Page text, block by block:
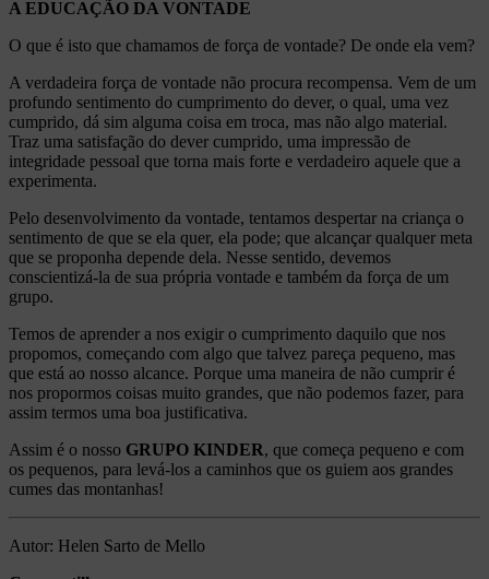
A EDUCAÇÃO DA VONTADE
O que é isto que chamamos de força de vontade? De onde ela vem?
A verdadeira força de vontade não procura recompensa. Vem de um
profundo sentimento do cumprimento do dever, o qual, uma vez
cumprido, dá sim alguma coisa em troca, mas não algo material.
Traz uma satisfação do dever cumprido, uma impressão de
integridade pessoal que torna mais forte e verdadeiro aquele que a
experimenta.
Pelo desenvolvimento da vontade, tentamos despertar na criança o
sentimento de que se ela quer, ela pode; que alcançar qualquer meta
que se proponha depende dela. Nesse sentido, devemos
conscientizá-la de sua própria vontade e também da força de um
grupo.
Temos de aprender a nos exigir o cumprimento daquilo que nos
propomos, começando com algo que talvez pareça pequeno, mas
que está ao nosso alcance. Porque uma maneira de não cumprir é
nos propormos coisas muito grandes, que não podemos fazer, para
assim termos uma boa justificativa.
Assim é o nosso GRUPO KINDER, que começa pequeno e com
os pequenos, para levá-los a caminhos que os guiem aos grandes
cumes das montanhas!
Autor: Helen Sarto de Mello